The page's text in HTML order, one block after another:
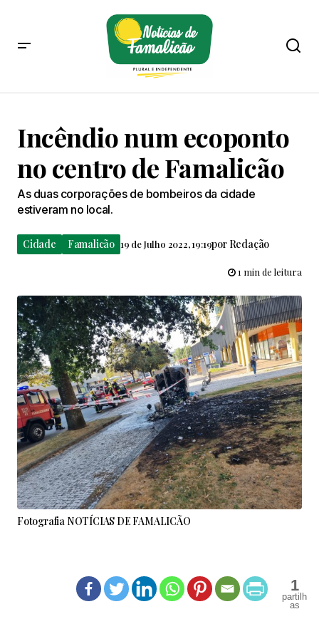
Incêndio num ecoponto
no centro de Famalicão
As duas corporações de bombeiros da cidade
estiveram no local.
Cidade Famalicão 19 de Julho 2022, 19:19por Redação
1 min de leitura
Fotografia NOTÍCIAS DE FAMALICÃO
1